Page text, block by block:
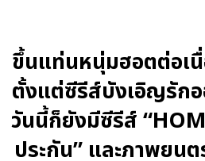
ขึ้นแท่นหนุ่มฮอตต่อเ
ตั้งแต่ซีรีส์บังเอิญรัก
วันนี้ก็ยังมีซีรีส์
ประกัน” และภาพยนต